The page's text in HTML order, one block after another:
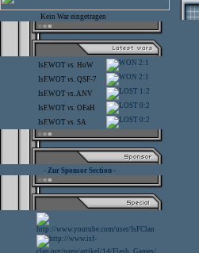
Kein War eingetragen
IsF.WOT vs. HoW 2:1
IsF.WOT vs. QSF-7 2:1
IsF.WOT vs.ANV 1:2
IsF.WOT vs. OFaH 0:2
IsF.WOT vs. SA 0:2
- Zur Sponsor Section -